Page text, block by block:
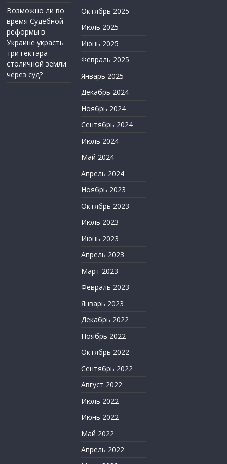
Возможно ли во
время Судебной
реформы в
Украине украсть
три гектара
столичной земли
через суд?
Октябрь 2025
Июль 2025
Июнь 2025
Февраль 2025
Январь 2025
Декабрь 2024
Ноябрь 2024
Сентябрь 2024
Июль 2024
Май 2024
Апрель 2024
Ноябрь 2023
Октябрь 2023
Июль 2023
Июнь 2023
Апрель 2023
Март 2023
Февраль 2023
Январь 2023
Декабрь 2022
Ноябрь 2022
Октябрь 2022
Сентябрь 2022
Август 2022
Июль 2022
Июнь 2022
Май 2022
Апрель 2022